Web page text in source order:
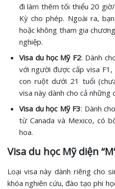
đi làm thêm tối thiểu 20
Kỳ cho phép. Ngoài ra,
hoặc không tham gia
nghiệp.
Visa du học Mỹ F2: Dành
với người được cấp visa
con ruột dưới 21 tuổi
visa này dành cho cả những
Visa du học Mỹ F3: Dành
từ Canada và Mexico, có
hoa.
Visa du học Mỹ diện
Loại visa này dành riêng cho
khóa nghiên cứu, đào tạo phi